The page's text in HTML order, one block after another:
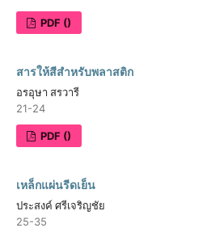
PDF ()
สารให้สีสำหรับพลาสติก
อรอุษา สรวารี
21-24
PDF ()
เหล็กแผ่นรีดเย็น
ประสงค์ ศรีเจริญชัย
25-35